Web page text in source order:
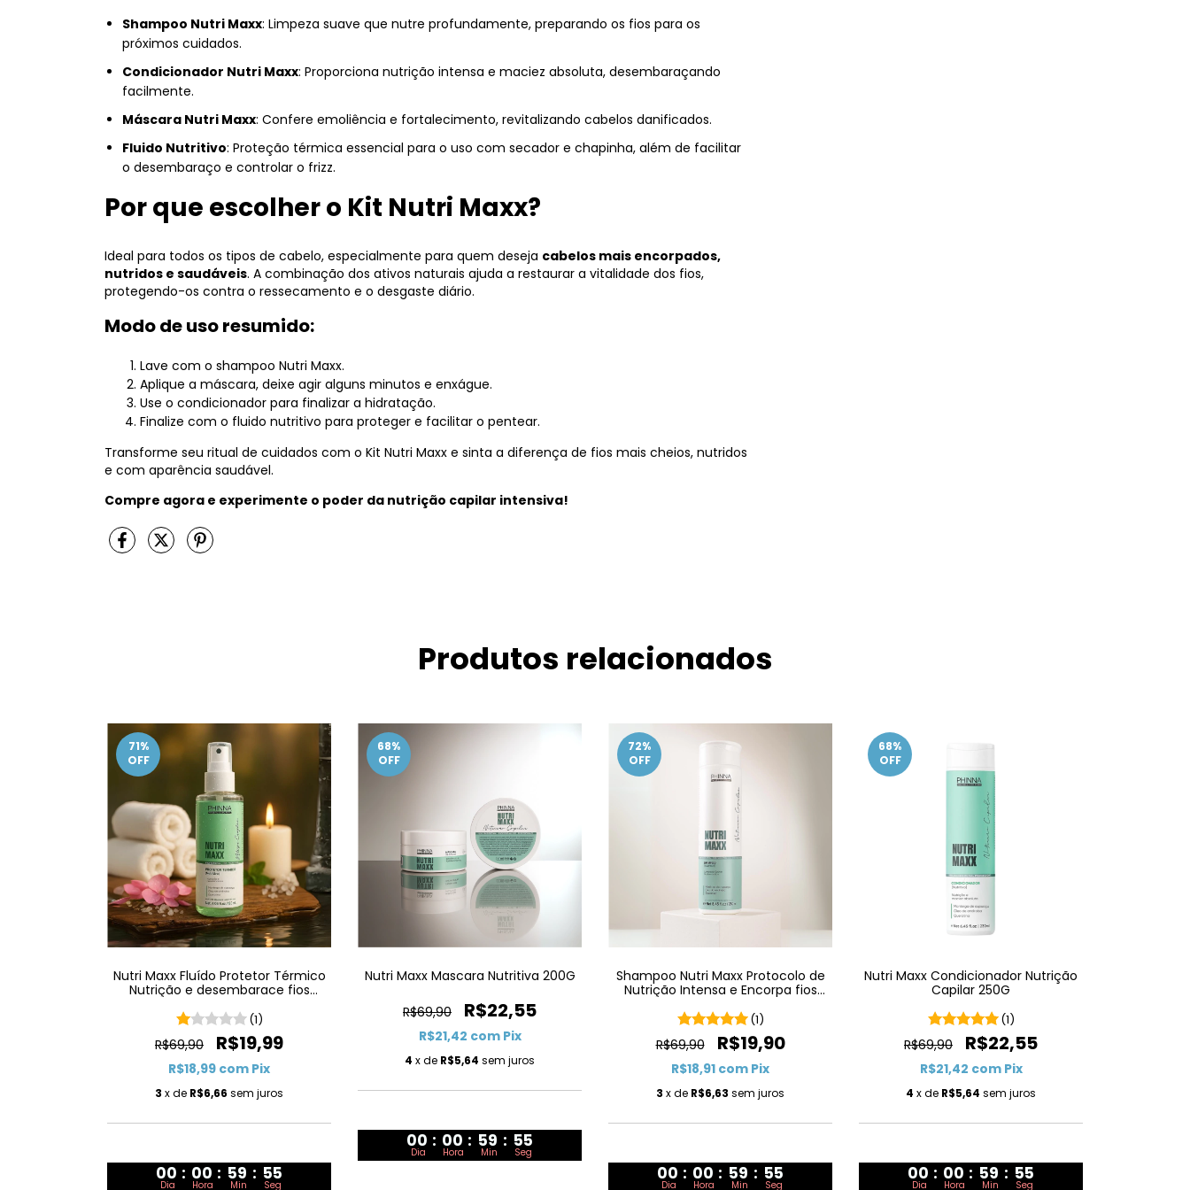
Shampoo Nutri Maxx: Limpeza suave que nutre profundamente, preparando os fios para os
próximos cuidados.
Condicionador Nutri Maxx: Proporciona nutrição intensa e maciez absoluta, desembaraçando
facilmente.
Máscara Nutri Maxx: Confere emoliência e fortalecimento, revitalizando cabelos danificados.
Fluido Nutritivo: Proteção térmica essencial para o uso com secador e chapinha, além de facilitar
o desembaraço e controlar o frizz.
Por que escolher o Kit Nutri Maxx?
Ideal para todos os tipos de cabelo, especialmente para quem deseja cabelos mais encorpados,
nutridos e saudáveis. A combinação dos ativos naturais ajuda a restaurar a vitalidade dos fios,
protegendo-os contra o ressecamento e o desgaste diário.
Modo de uso resumido:
Lave com o shampoo Nutri Maxx.
Aplique a máscara, deixe agir alguns minutos e enxágue.
Use o condicionador para finalizar a hidratação.
Finalize com o fluido nutritivo para proteger e facilitar o pentear.
Transforme seu ritual de cuidados com o Kit Nutri Maxx e sinta a diferença de fios mais cheios, nutridos
e com aparência saudável.
Compre agora e experimente o poder da nutrição capilar intensiva!
Produtos relacionados
71%
OFF
Nutri Maxx Fluído Protetor Térmico
Nutrição e desembarace fios
(1)
R$69,90 R$19,99
R$18,99 com Pix
3 x de R$6,66 sem juros
00 : 00 : 59 : 54
Dia Hora Min Seg
68%
OFF
Nutri Maxx Mascara Nutritiva 200G
R$69,90 R$22,55
R$21,42 com Pix
4 x de R$5,64 sem juros
00 : 00 : 59 : 54
Dia Hora Min Seg
72%
OFF
Shampoo Nutri Maxx Protocolo de
Nutrição Intensa e Encorpa fios
(1)
R$69,90 R$19,90
R$18,91 com Pix
3 x de R$6,63 sem juros
00 : 00 : 59 : 54
Dia Hora Min Seg
68%
OFF
Nutri Maxx Condicionador Nutrição
Capilar 250G
(1)
R$69,90 R$22,55
R$21,42 com Pix
4 x de R$5,64 sem juros
00 : 00 : 59 : 54
Dia Hora Min Seg